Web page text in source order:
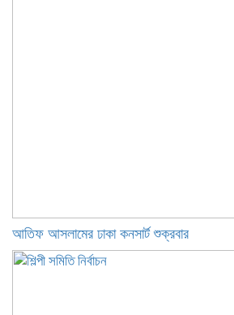
আতিফ আসলামের ঢাকা কনসার্ট শুক্রবার